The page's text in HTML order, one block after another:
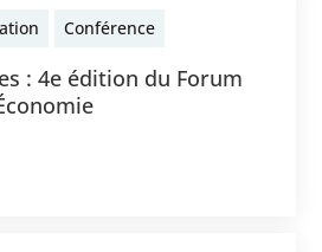
Conférence
: 4e édition du Forum